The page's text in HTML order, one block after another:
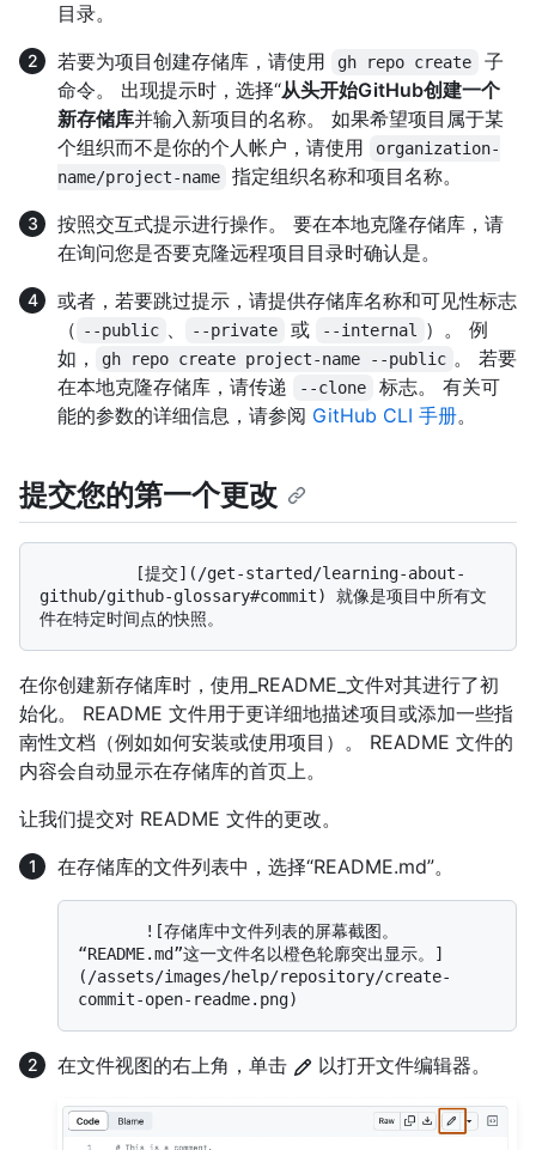
目录。
若要为项目创建存储库，请使用
gh repo create
子
命令。 出现提示时，选择“从头开始GitHub创建一个
新存储库并输入新项目的名称。 如果希望项目属于某
个组织而不是你的个人帐户，请使用
organization-
name/project-name
指定组织名称和项目名称。
按照交互式提示进行操作。 要在本地克隆存储库，请
在询问您是否要克隆远程项目目录时确认是。
或者，若要跳过提示，请提供存储库名称和可见性标志
（ --public 、 --private 或 --internal
）。 例
如，
gh repo create project-name --public 。 若要
在本地克隆存储库，请传递
--clone
标志。 有关可
能的参数的详细信息，请参阅 GitHub CLI 手册。
提交您的第一个更改
github/github-glossary#commit) 就像是项目中所有文
在你创建新存储库时，使用_README_文件对其进行了初
始化。 README 文件用于更详细地描述项目或添加一些指
南性文档（例如如何安装或使用项目）。 README 文件的
内容会自动显示在存储库的首页上。
让我们提交对 README 文件的更改。
在存储库的文件列表中，选择“README.md”。
“README.md”这一文件名以橙色轮廓突出显示。]
(/assets/images/help/repository/create-
在文件视图的右上角，单击 以打开文件编辑器。